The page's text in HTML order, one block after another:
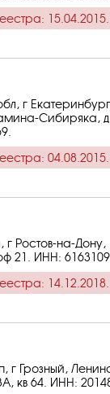
15.04.2015.
г
Сибиряка,
04.08.2015.
г Ростов-на-Дону,
21. ИНН:
14.12.2018.
г Грозный,
кв 64. ИНН: